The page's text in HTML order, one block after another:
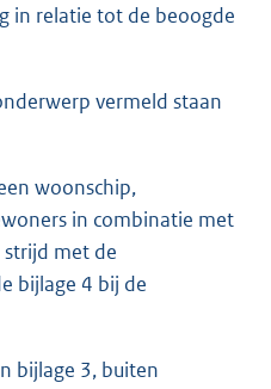
in relatie tot de beoogde
vermeld staan
woonschip,
in combinatie met
met de
bijlage 4 bij de
bijlage 3, buiten